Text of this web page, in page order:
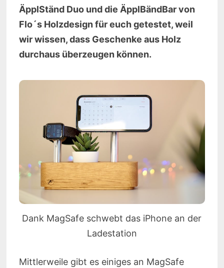
ÄpplStänd Duo und die ÄpplBändBar von
Flo´s Holzdesign für euch getestet, weil
wir wissen, dass Geschenke aus Holz
durchaus überzeugen können.
Dank MagSafe schwebt das iPhone an der
Ladestation
Mittlerweile gibt es einiges an MagSafe